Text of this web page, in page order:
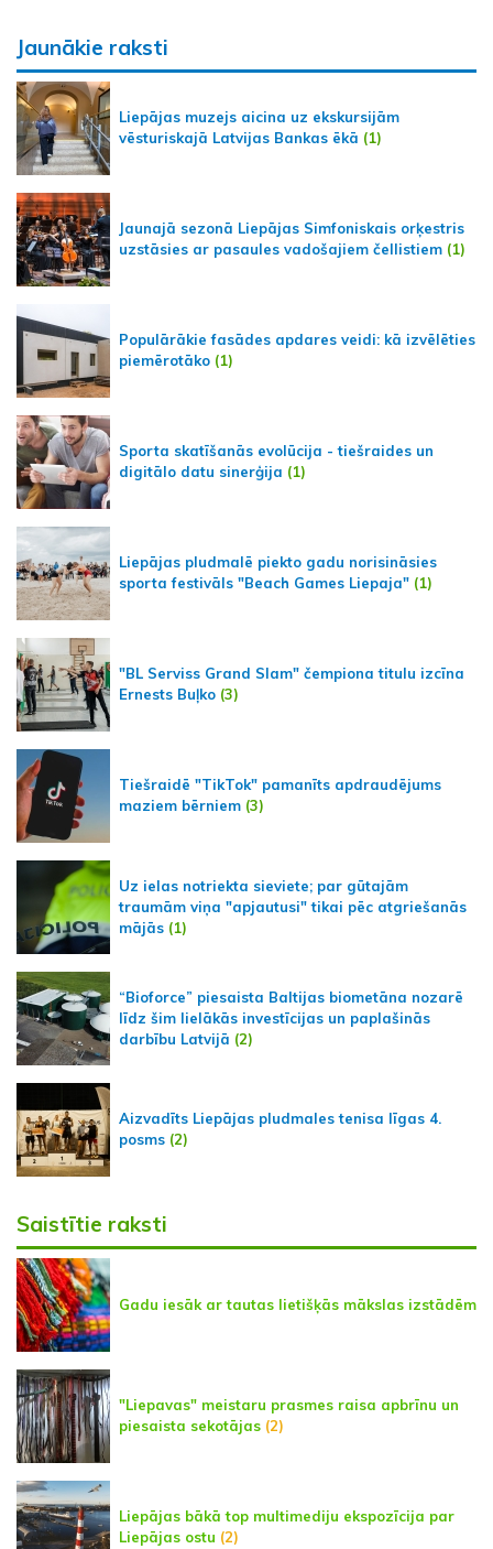
Jaunākie raksti
Liepājas muzejs aicina uz ekskursijām
vēsturiskajā Latvijas Bankas ēkā (1)
Jaunajā sezonā Liepājas Simfoniskais orķestris
uzstāsies ar pasaules vadošajiem čellistiem (1)
Populārākie fasādes apdares veidi: kā izvēlēties
piemērotāko (1)
Sporta skatīšanās evolūcija - tiešraides un
digitālo datu sinerģija (1)
Liepājas pludmalē piekto gadu norisināsies
sporta festivāls "Beach Games Liepaja" (1)
"BL Serviss Grand Slam" čempiona titulu izcīna
Ernests Buļko (3)
Tiešraidē "TikTok" pamanīts apdraudējums
maziem bērniem (3)
Uz ielas notriekta sieviete; par gūtajām
traumām viņa "apjautusi" tikai pēc atgriešanās
mājās (1)
“Bioforce” piesaista Baltijas biometāna nozarē
līdz šim lielākās investīcijas un paplašinās
darbību Latvijā (2)
Aizvadīts Liepājas pludmales tenisa līgas 4.
posms (2)
Saistītie raksti
Gadu iesāk ar tautas lietišķās mākslas izstādēm
"Liepavas" meistaru prasmes raisa apbrīnu un
piesaista sekotājas (2)
Liepājas bākā top multimediju ekspozīcija par
Liepājas ostu (2)